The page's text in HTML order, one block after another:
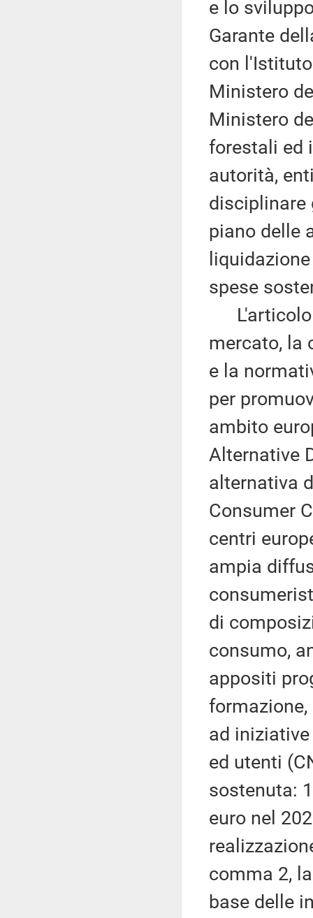
e lo
Garante
con
Ministero
Ministero
forestali ed
autorità,
disciplinare
piano delle
spese
L'articolo
mercato, la
e la
per
ambito
Alternative
alternativa
Consumer
centri
ampia
di
consumo,
appositi
ad
ed utenti
sostenuta:
euro nel
comma 2,
base delle